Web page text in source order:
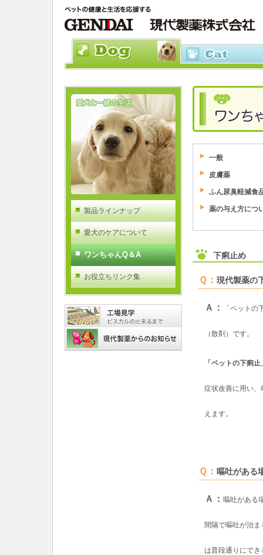
製品ラインナップ
愛犬のケアについて
ワンちゃんQ＆A
お役立ちリンク集
一般
皮膚薬
ふん尿臭軽減食
薬の与え方につ
下痢止め
Ｑ： 現代製薬の
Ａ： 「ペット
（散剤）です。
「ペットの下痢止
症状改善に用い
えます。
Ｑ： 嘔吐がある
Ａ： 嘔吐がある
間隔で嘔吐が治
は普段通りにで